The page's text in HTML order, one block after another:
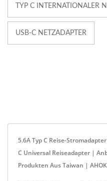
TYP C INTERNATIONALER
USB-C NETZADAPTER
5.6A Typ C Reise-
C Universal Reiseadapter |
Produkten Aus Taiwan |